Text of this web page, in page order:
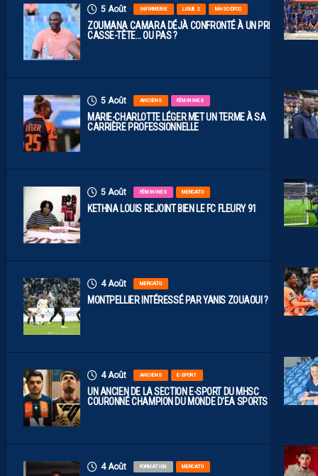
5 Août INFIRMERIE LIGUE 2 MHSC-DFCO
ZOUMANA CAMARA DÉJÀ CONFRONTÉ À UN PREMIER
CASSE-TÊTE… OU PAS ?
5 Août ANCIENS FÉMININES
MARIE-CHARLOTTE LÉGER MET UN TERME À SA
CARRIÈRE PROFESSIONNELLE
5 Août FÉMININES MERCATO
KETHNA LOUIS REJOINT BIEN LE FC FLEURY 91
4 Août MERCATO
MONTPELLIER INTÉRESSÉ PAR YANIS ZOUAOUI ?
4 Août ANCIENS E-SPORT
UN ANCIEN DE LA SECTION E-SPORT DU MHSC
COURONNÉ CHAMPION DU MONDE D’EA SPORTS FC
4 Août FORMATION MERCATO